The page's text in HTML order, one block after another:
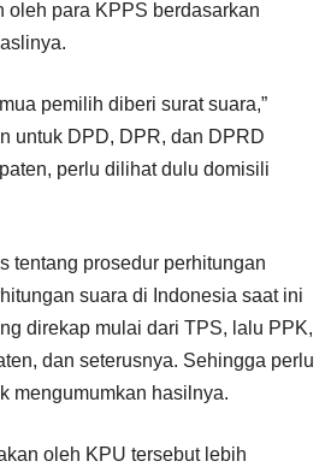
oleh para KPPS berdasarkan
pemilih diberi surat suara,”
untuk DPD, DPR, dan DPRD
perlu dilihat dulu domisili
tentang prosedur perhitungan
suara di Indonesia saat ini
direkap mulai dari TPS, lalu PPK,
dan seterusnya. Sehingga perlu
mengumumkan hasilnya.
oleh KPU tersebut lebih